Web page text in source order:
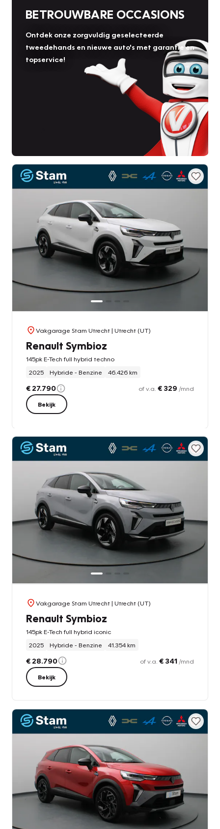
BETROUWBARE OCCASIONS
Ontdek onze zorgvuldig geselecteerde
tweedehands en nieuwe auto's met garantie en
topservice!
Vakgarage Stam Utrecht| Utrecht (UT)
Renault Symbioz
145pk E-Tech full hybrid techno
2025
Hybride - Benzine 46.426 km
€ 27.790 of v.a. € 329 /mnd
Bekijk
Vakgarage Stam Utrecht| Utrecht (UT)
Renault Symbioz
145pk E-Tech full hybrid iconic
2025
Hybride - Benzine 41.354 km
€ 28.790 of v.a. € 341 /mnd
Bekijk